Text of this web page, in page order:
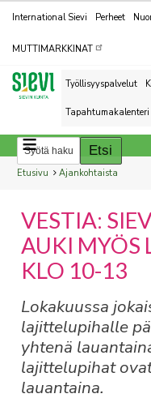
Kohderyhmät
International Sievi Perheet
MUTTIMARKKINAT
Työllisyyspalvelut
Tapahtumakalenteri
Breadcrumbs
You
here:
Etusivu Ajankohtaista
VESTIA:
AUKI MYÖS
KLO 10-13
Lokakuussa
lajittelupihalle
yhtenä
lajittelupihat
lauantaina.